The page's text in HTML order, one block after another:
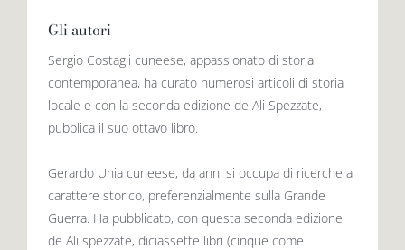
Gli autori
Sergio Costagli cuneese, appassionato di storia
contemporanea, ha curato numerosi articoli di storia
locale e con la seconda edizione de Ali Spezzate,
pubblica il suo ottavo libro.
Gerardo Unia cuneese, da anni si occupa di ricerche a
carattere storico, preferenzialmente sulla Grande
Guerra. Ha pubblicato, con questa seconda edizione
de Ali spezzate, diciassette libri (cinque come